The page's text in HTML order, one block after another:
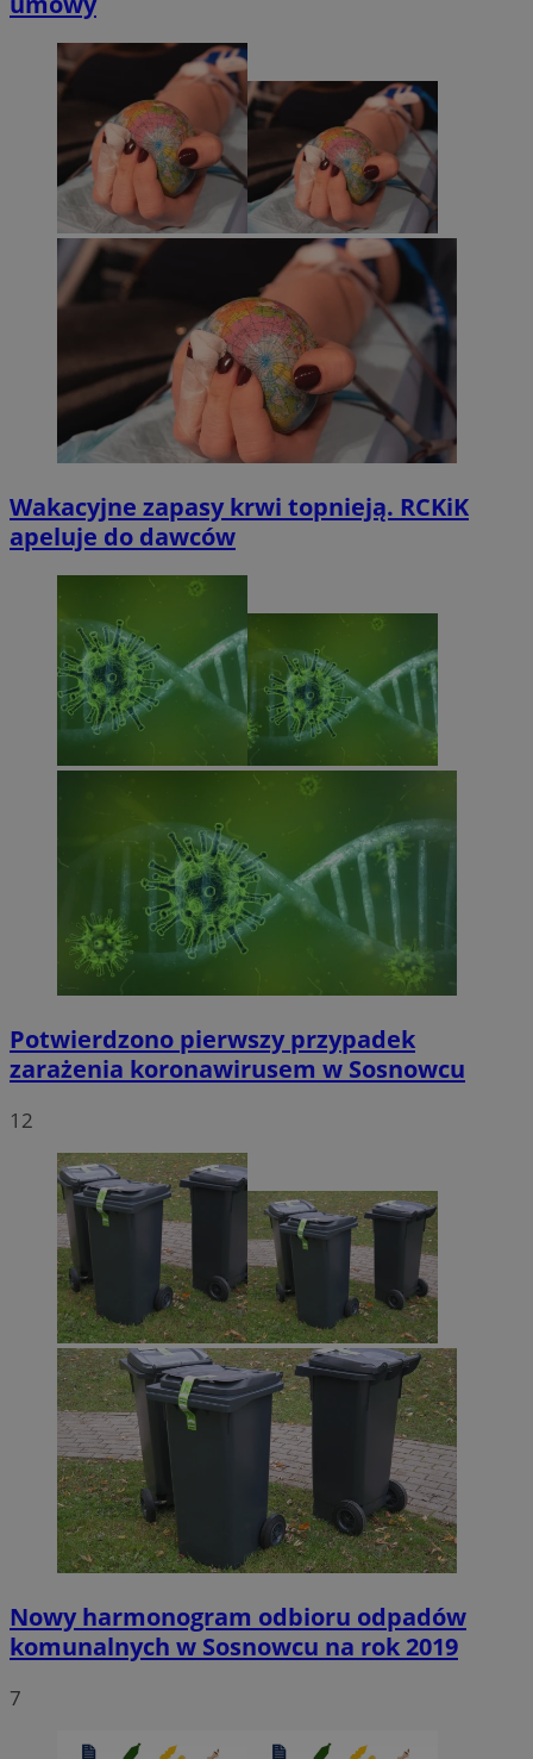
Wakacyjne zapasy krwi topnieją. RCKiK
apeluje do dawców
Potwierdzono pierwszy przypadek
zarażenia koronawirusem w Sosnowcu
12
Nowy harmonogram odbioru odpadów
komunalnych w Sosnowcu na rok 2019
7